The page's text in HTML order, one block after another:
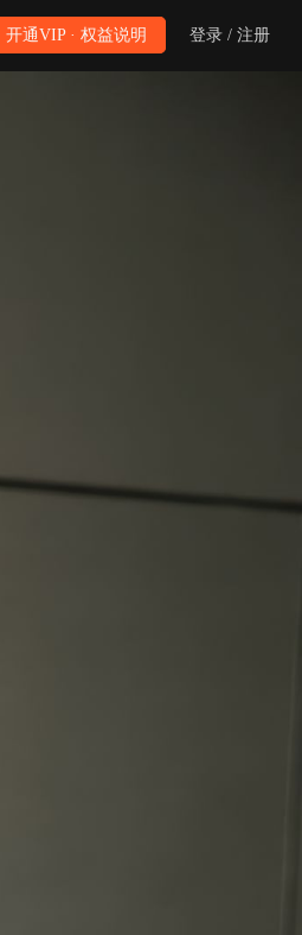
开通VIP · 权益说明 登录 / 注册